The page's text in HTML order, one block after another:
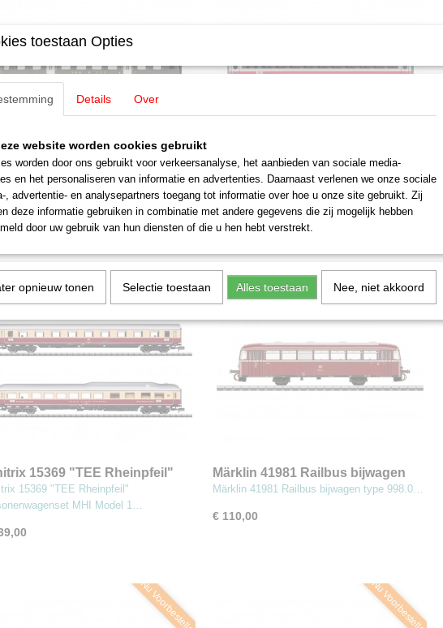
43363 Lichtmetalen rijtuig
klas43363 Lichtmetalen rijtuig 1e klas
Märklin 41712 Start Up
Afdelingsrijtuig tweede klas voor
de ICE 2
Märklin 41712 Start Up Afdelingsrijtuig
tweede klas…
€ 42,50
15369 "TEE Rheinpfeil"
15369 "TEE Rheinpfeil"
MHI Model 1…
Märklin 41981 Railbus bijwagen
type 998.0
Märklin 41981 Railbus bijwagen type 998.0…
€ 110,00
Nu Voorbestellen Nu Voorbestellen
toestaan Opties
Details Over
website worden cookies gebruikt
worden door ons gebruikt voor verkeersanalyse, het aanbieden van sociale media-
en het personaliseren van informatie en advertenties. Daarnaast verlenen we onze sociale
, advertentie- en analysepartners toegang tot informatie over hoe u onze site gebruikt. Zij
deze informatie gebruiken in combinatie met andere gegevens die zij mogelijk hebben
door uw gebruik van hun diensten of die u hen hebt verstrekt.
opnieuw tonen Selectie toestaan Alles toestaan Nee, niet akkoord